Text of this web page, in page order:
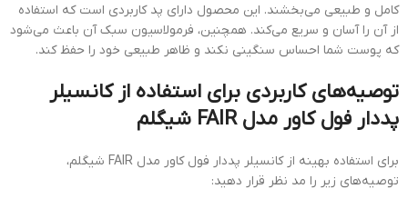
کامل و طبیعی می‌بخشند. این محصول دارای پد کاربردی است که استفاده
از آن را آسان و سریع می‌کند. همچنین، فرمولاسیون سبک آن باعث می‌شود
که پوست شما احساس سنگینی نکند و ظاهر طبیعی خود را حفظ کند.
توصیه‌های کاربردی برای استفاده از کانسیلر
پددار فول كاور مدل FAIR شیگلم
برای استفاده بهینه از کانسیلر پددار فول كاور مدل FAIR شیگلم،
توصیه‌های زیر را مد نظر قرار دهید: